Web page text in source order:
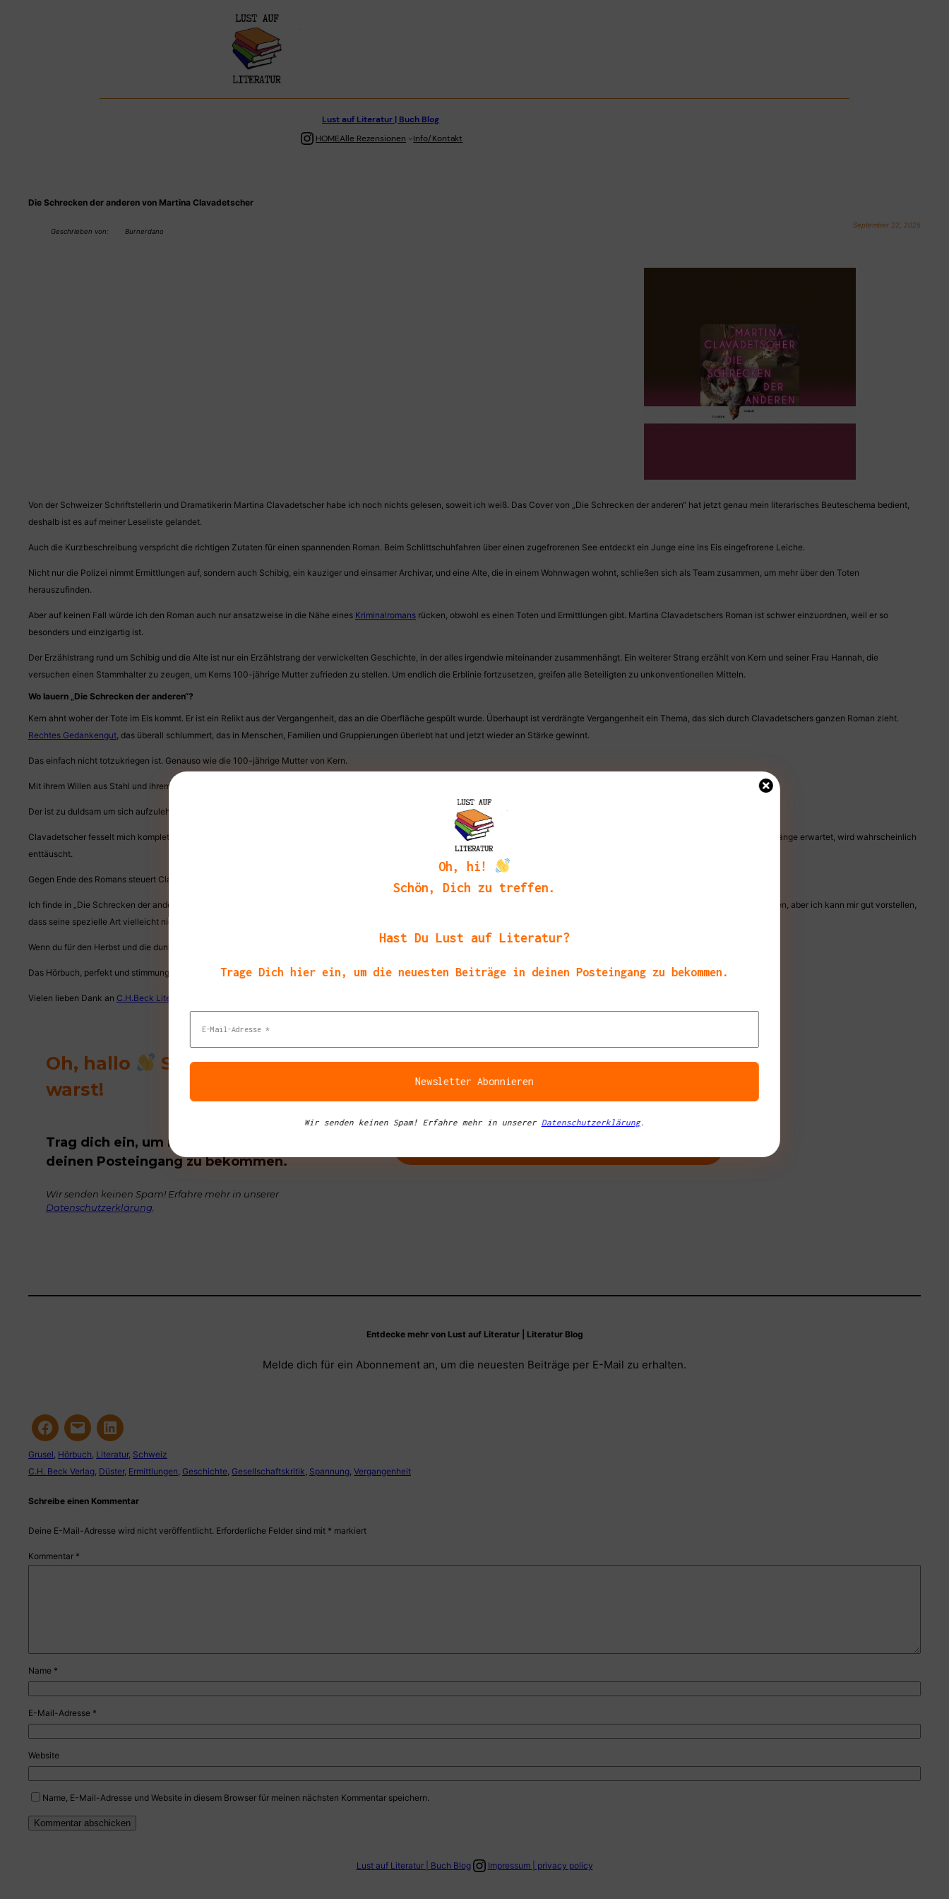
Lust auf Literatur | Buch Blog
Instagram
HOMEAlle Rezensionen Info/Kontakt
Die Schrecken der anderen von Martina Clavadetscher
Geschrieben von: Burnerdano
September 22, 2025
Von der Schweizer Schriftstellerin und Dramatikerin Martina Clavadetscher habe ich noch nichts gelesen, soweit ich weiß. Das Cover von „Die Schrecken der anderen“ hat jetzt genau mein literarisches Beuteschema bedient,
deshalb ist es auf meiner Leseliste gelandet.
Auch die Kurzbeschreibung verspricht die richtigen Zutaten für einen spannenden Roman. Beim Schlittschuhfahren über einen zugefrorenen See entdeckt ein Junge eine ins Eis eingefrorene Leiche.
Nicht nur die Polizei nimmt Ermittlungen auf, sondern auch Schibig, ein kauziger und einsamer Archivar, und eine Alte, die in einem Wohnwagen wohnt, schließen sich als Team zusammen, um mehr über den Toten
herauszufinden.
Aber auf keinen Fall würde ich den Roman auch nur ansatzweise in die Nähe eines Kriminalromans rücken, obwohl es einen Toten und Ermittlungen gibt. Martina Clavadetschers Roman ist schwer einzuordnen, weil er so
besonders und einzigartig ist.
Der Erzählstrang rund um Schibig und die Alte ist nur ein Erzählstrang der verwickelten Geschichte, in der alles irgendwie miteinander zusammenhängt. Ein weiterer Strang erzählt von Kern und seiner Frau Hannah, die
versuchen einen Stammhalter zu zeugen, um Kerns 100-jährige Mutter zufrieden zu stellen. Um endlich die Erblinie fortzusetzen, greifen alle Beteiligten zu unkonventionellen Mitteln.
Wo lauern „Die Schrecken der anderen“?
Kern ahnt woher der Tote im Eis kommt. Er ist ein Relikt aus der Vergangenheit, das an die Oberfläche gespült wurde. Überhaupt ist verdrängte Vergangenheit ein Thema, das sich durch Clavadetschers ganzen Roman zieht.
Rechtes Gedankengut , das überall schlummert, das in Menschen, Familien und Gruppierungen überlebt hat und jetzt wieder an Stärke gewinnt.
Das einfach nicht totzukriegen ist. Genauso wie die 100-jährige Mutter von Kern.
Mit ihrem Willen aus Stahl und ihrem ideologischen Glauben hält sie immer noch viele Fäden in der Hand und bestimmt über das Leben ihres Sohnes.
Der ist zu duldsam um sich aufzulehnen und fügt sich den dynastischen Wünschen der Mutter. Aber auch ihm dämmert langsam, dass er den falschen Weg beschreitet.
Clavadetscher fesselt mich komplett mit der Atmosphäre ihres Romans, die ist staubig und riecht irgendwie verdorben und düster, aber wer klassisch die Auflösung der verschiedenen Erzählstränge erwartet, wird wahrscheinlich
enttäuscht.
Gegen Ende des Romans steuert Clavedetscher ihre Figuren auf ein virtuoses und spektakuläres Finale hin, das dem Romantitel wahrlich alle Ehre macht.
Ich finde in „Die Schrecken der anderen“ starke und aktuelle Gesellschaftskritik, verpackt in eine spannende und atmosphärische Geschichten. Mich hat der Roman wirklich sehr gut unterhalten, aber ich kann mir gut vorstellen,
dass seine spezielle Art vielleicht nicht unbedingt den Massengeschmack bedient.
Wenn du für den Herbst und die dunkle Jahreszeit noch eine aufregende und etwas düstere Lektüre suchst, ist „Die Schecken der anderen“ vielleicht genau das Richtige für dich.
Das Hörbuch, perfekt und stimmungsvoll gesprochen von Schauspielerin und Sprecherin Michaela Winterstein, fand ich sehr empfehlenswert!
Vielen lieben Dank an C.H.Beck Literatur
Oh, hallo
Schön, das du da
warst!
Trag dich ein, um regelmäßig tolle Buchtipps in
deinen Posteingang zu bekommen.
Wir senden keinen Spam! Erfahre mehr in unserer
Datenschutzerklärung
Oh, hi!
Schön, Dich zu treffen.
Hast Du Lust auf Literatur?
Trage Dich hier ein, um die neuesten Beiträge in deinen Posteingang zu bekommen.
Wir senden keinen Spam! Erfahre mehr in unserer Datenschutzerklärung.
Entdecke mehr von Lust auf Literatur | Literatur Blog
Melde dich für ein Abonnement an, um die neuesten Beiträge per E-Mail zu erhalten.
Grusel Hörbuch Literatur, Schweiz
C.H. Beck Verlag Düster, Ermittlungen Geschichte Gesellschaftskritik Spannung Vergangenheit
Schreibe einen Kommentar
Deine E-Mail-Adresse wird nicht veröffentlicht. Erforderliche Felder sind mit * markiert
Kommentar *
Name *
E-Mail-Adresse *
Website
Name, E-Mail-Adresse und Website in diesem Browser für meinen nächsten Kommentar speichern.
Lust auf Literatur | Buch BlogLink zum Instagram Account
Impressum | privacy policy